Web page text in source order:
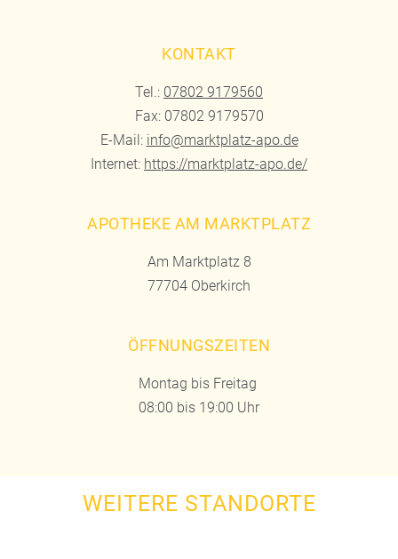
KONTAKT
Tel.: 07802 9179560
Fax: 07802 9179570
E-Mail: info@marktplatz-apo.de
Internet: https://marktplatz-apo.de/
APOTHEKE AM MARKTPLATZ
Am Marktplatz 8
77704 Oberkirch
ÖFFNUNGSZEITEN
Montag bis Freitag
08:00 bis 19:00 Uhr
WEITERE STANDORTE